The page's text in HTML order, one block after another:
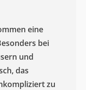
eine
bei
und
das
zu